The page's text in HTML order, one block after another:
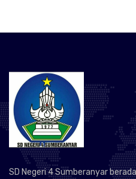
SD Negeri 4 Sumberanyar